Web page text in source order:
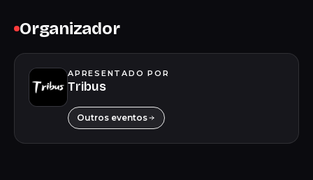
Organizador
APRESENTADO POR
Tribus
Outros eventos